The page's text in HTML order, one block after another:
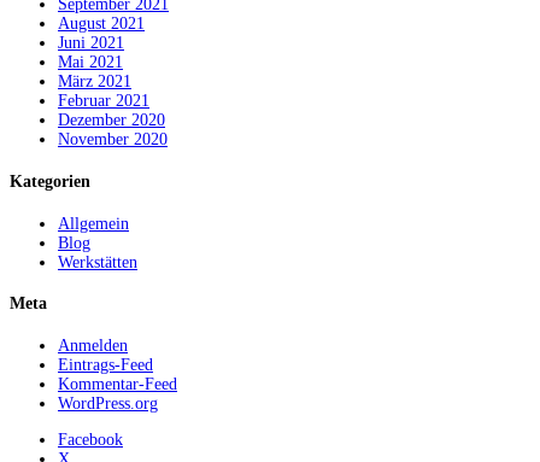
September 2021
August 2021
Juni 2021
Mai 2021
März 2021
Februar 2021
Dezember 2020
November 2020
Kategorien
Allgemein
Blog
Werkstätten
Meta
Anmelden
Eintrags-Feed
Kommentar-Feed
WordPress.org
Facebook